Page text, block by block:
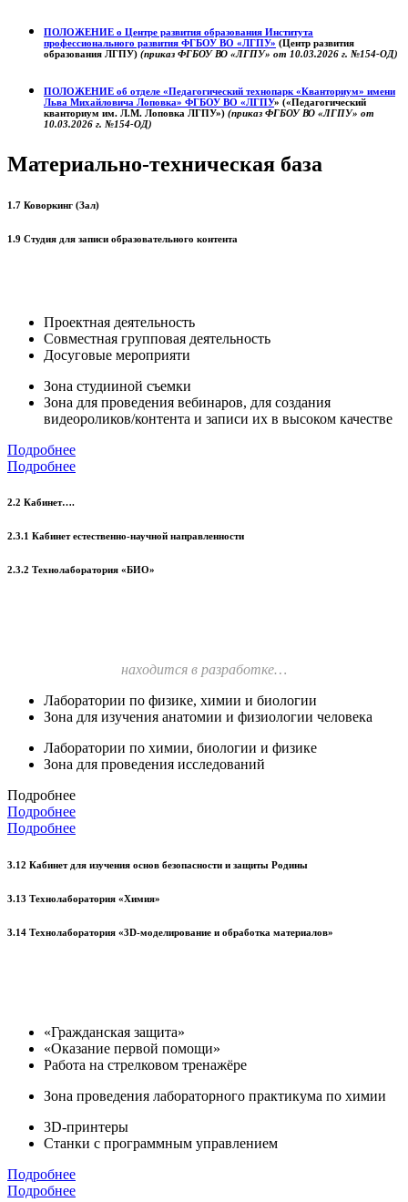
ПОЛОЖЕНИЕ о Центре развития образования Института
профессионального развития ФГБОУ ВО «ЛГПУ» (Центр развития
образования ЛГПУ) (приказ ФГБОУ ВО «ЛГПУ» от 10.03.2026 г. №154-ОД)
ПОЛОЖЕНИЕ об отделе «Педагогический технопарк «Кванториум» имени
Льва Михайловича Лоповка» ФГБОУ ВО «ЛГПУ» («Педагогический
кванториум им. Л.М. Лоповка ЛГПУ») (приказ ФГБОУ ВО «ЛГПУ» от
10.03.2026 г. №154-ОД)
Материально-техническая база
1.7 Коворкинг (Зал)
1.9 Студия для записи образовательного контента
Проектная деятельность
Совместная групповая деятельность
Досуговые мероприяти
Зона студииной съемки
Зона для проведения вебинаров, для создания
видеороликов/контента и записи их в высоком качестве
Подробнее
Подробнее
2.2 Кабинет….
2.3.1 Кабинет естественно-научной направленности
2.3.2 Технолаборатория «БИО»
находится в разработке…
Лаборатории по физике, химии и биологии
Зона для изучения анатомии и физиологии человека
Лаборатории по химии, биологии и физике
Зона для проведения исследований
Подробнее
Подробнее
Подробнее
3.12 Кабинет для изучения основ безопасности и защиты Родины
3.13 Технолаборатория «Химия»
3.14 Технолаборатория «3D-моделирование и обработка материалов»
«Гражданская защита»
«Оказание первой помощи»
Работа на стрелковом тренажёре
Зона проведения лабораторного практикума по химии
3D-принтеры
Станки с программным управлением
Подробнее
Подробнее